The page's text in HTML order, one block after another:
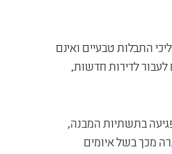
התבלות טבעיים ואינם
לעבור לדירות חדשות,
בתשתיות המבנה,
מכך בשל איומים